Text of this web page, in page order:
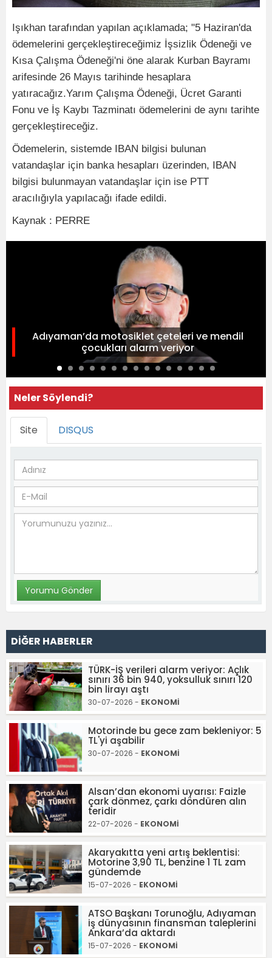
Işıkhan tarafından yapılan açıklamada; "5 Haziran'da
ödemelerini gerçekleştireceğimiz İşsizlik Ödeneği ve
Kısa Çalışma Ödeneği'ni öne alarak Kurban Bayramı
arifesinde 26 Mayıs tarihinde hesaplara
yatıracağız.Yarım Çalışma Ödeneği, Ücret Garanti
Fonu ve İş Kaybı Tazminatı ödemelerini de aynı tarihte
gerçekleştireceğiz.
Ödemelerin, sistemde IBAN bilgisi bulunan
vatandaşlar için banka hesapları üzerinden, IBAN
bilgisi bulunmayan vatandaşlar için ise PTT
aracılığıyla yapılacağı ifade edildi.
Kaynak : PERRE
Adıyaman’da motosiklet çeteleri ve mendil
çocukları alarm veriyor
Neler Söylendi?
Site DISQUS
DİĞER HABERLER
TÜRK-İŞ verileri alarm veriyor: Açlık
sınırı 36 bin 940, yoksulluk sınırı 120
bin lirayı aştı
30-07-2026 - EKONOMİ
Motorinde bu gece zam bekleniyor: 5
TL'yi aşabilir
30-07-2026 - EKONOMİ
Alsan’dan ekonomi uyarısı: Faizle
çark dönmez, çarkı döndüren alın
teridir
22-07-2026 - EKONOMİ
Akaryakıtta yeni artış beklentisi:
Motorine 3,90 TL, benzine 1 TL zam
gündemde
15-07-2026 - EKONOMİ
ATSO Başkanı Torunoğlu, Adıyaman
iş dünyasının finansman taleplerini
Ankara’da aktardı
15-07-2026 - EKONOMİ